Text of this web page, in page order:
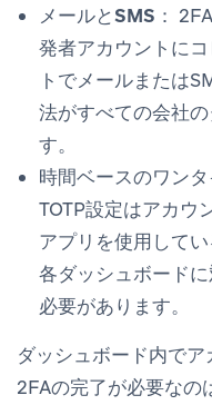
メールとSMS：
発者アカウントに
トでメールまたは
法がすべての会社
す。
時間ベースのワン
TOTP設定はアカウ
アプリを使用して
各ダッシュボード
必要があります。
ダッシュボード内でア
2FAの完了が必要なの